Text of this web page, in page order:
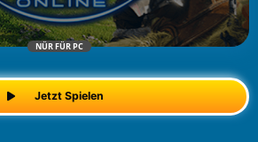
NÜR FÜR PC
Jetzt Spielen